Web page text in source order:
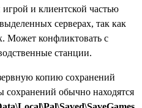
и клиентской частью
серверах, так как
Может конфликтовать с
станции.
копию сохранений
обычно находятся